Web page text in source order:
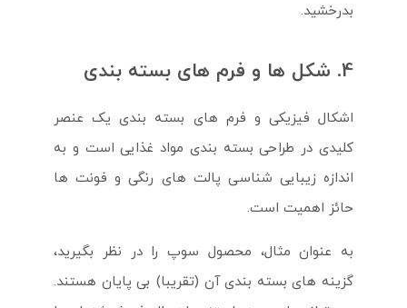
بدرخشید.
4. شکل ها و فرم های بسته بندی
اشکال فیزیکی و فرم های بسته بندی یک عنصر
کلیدی در طراحی بسته بندی مواد غذایی است و به
اندازه زیبایی شناسی پالت های رنگی و فونت ها
حائز اهمیت است.
به عنوان مثال، محصول سوپ را در نظر بگیرید،
گزینه های بسته بندی آن (تقریبا) بی پایان هستند.